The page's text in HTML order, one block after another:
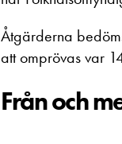
Åtgärderna
att omprövas var
Från och